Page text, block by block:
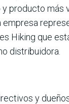
producto más
empresa
Hiking que
dis­tribuidora.
y